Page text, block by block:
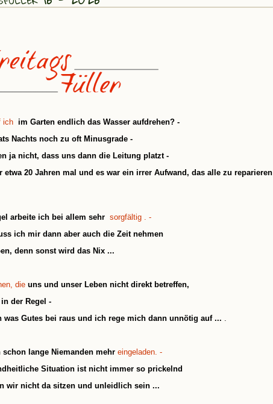
ich im Garten endlich das Wasser aufdrehen? -
Nachts noch zu oft Minusgrade -
ja nicht, dass uns dann die Leitung platzt -
etwa 20 Jahren mal und es war ein irrer Aufwand, das alle zu reparieren
arbeite ich bei allem sehr sorgfältig . -
ich mir dann aber auch die Zeit nehmen
denn sonst wird das Nix ...
die uns und unser Leben nicht direkt betreffen,
der Regel -
was Gutes bei raus und ich rege mich dann unnötig auf ... .
schon lange Niemanden mehr eingeladen. -
Situation ist nicht immer so prickelnd
wir nicht da sitzen und unleidlich sein ...